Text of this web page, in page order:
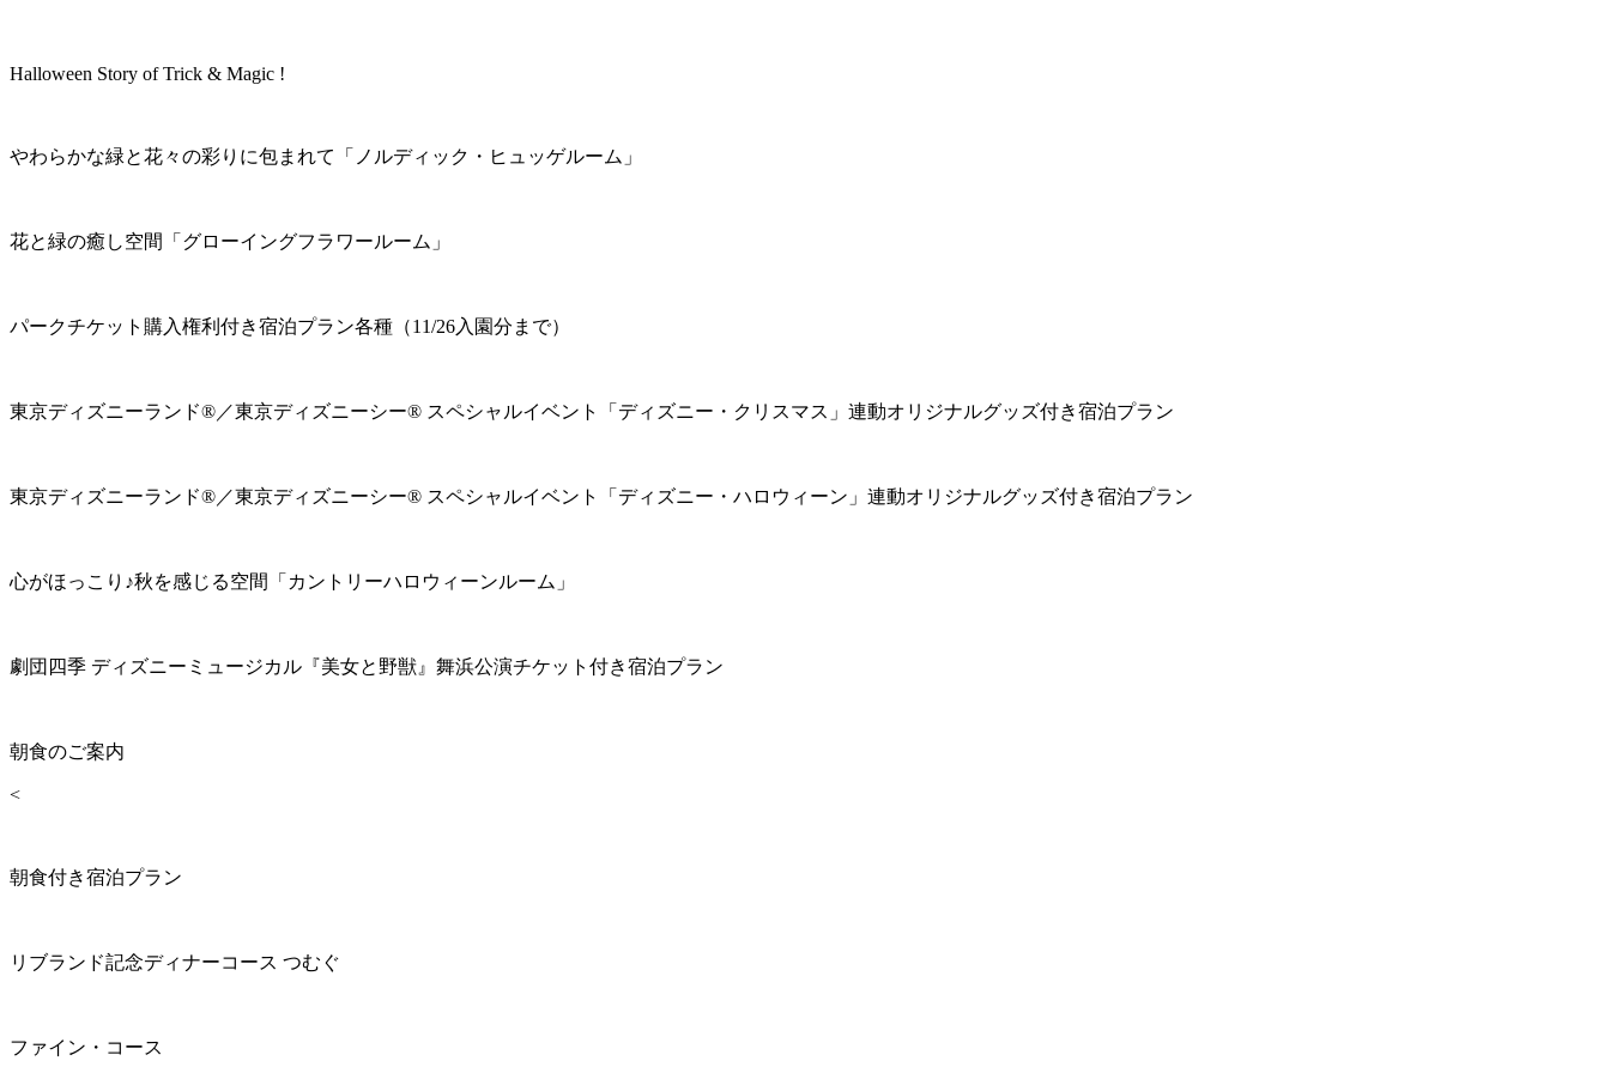
Halloween Story of Trick & Magic !
やわらかな緑と花々の彩りに包まれて「ノルディック・ヒュッゲルーム」
花と緑の癒し空間「グローイングフラワールーム」
パークチケット購入権利付き宿泊プラン各種（11/26入園分まで）
東京ディズニーランド®／東京ディズニーシー® スペシャルイベント「ディズニー・クリスマス」連動オリジナルグッズ付き宿泊プラン
東京ディズニーランド®／東京ディズニーシー® スペシャルイベント「ディズニー・ハロウィーン」連動オリジナルグッズ付き宿泊プラン
心がほっこり♪秋を感じる空間「カントリーハロウィーンルーム」
劇団四季 ディズニーミュージカル『美女と野獣』舞浜公演チケット付き宿泊プラン
朝食のご案内
<
朝食付き宿泊プラン
リブランド記念ディナーコース つむぐ
ファイン・コース